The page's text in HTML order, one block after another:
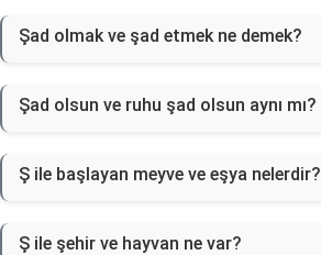
Şad olmak ve şad etmek ne demek?
Şad olsun ve ruhu şad olsun aynı mı?
Ş ile başlayan meyve ve eşya nelerdir?
Ş ile şehir ve hayvan ne var?